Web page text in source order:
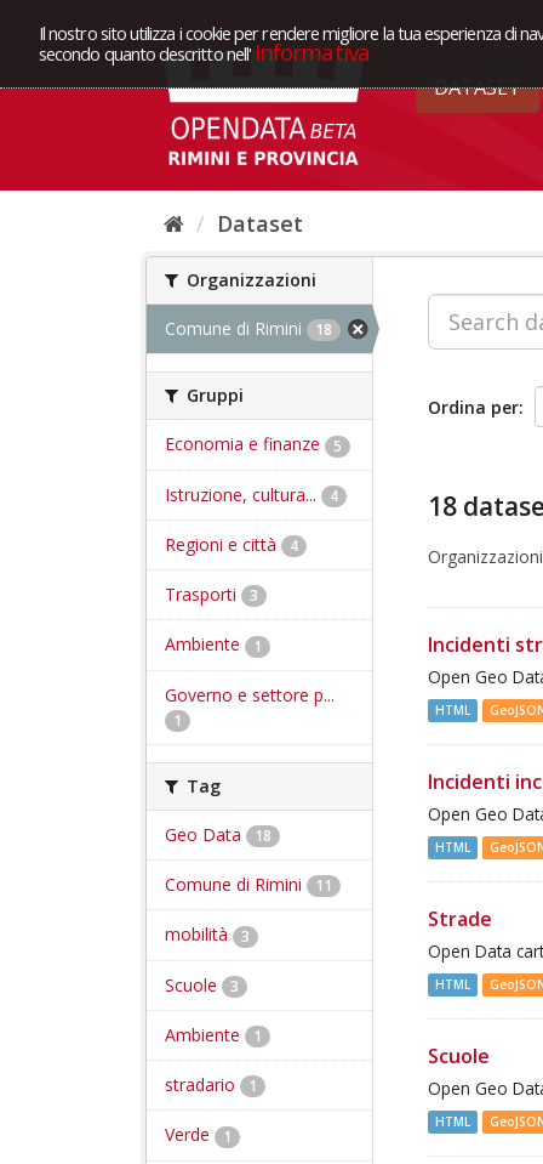
Il nostro sito utilizza i cookie per rendere migliore la tua esperienza di
secondo quanto descritto nell' Informativa
DATASET
Dataset
Organizzazioni
Comune di Rimini 18
Gruppi
Economia e finanze 5
Istruzione, cultura... 4
Regioni e città 4
Trasporti 3
Ambiente 1
Governo e settore p...
1
Tag
Geo Data 18
Comune di Rimini 11
mobilità 3
Scuole 3
Ambiente 1
stradario 1
Verde 1
Ordina per
18
Incidenti
Open Geo
HTML
Incidenti
Open Geo
HTML
Strade
Open Data
HTML
Scuole
Open Geo
HTML